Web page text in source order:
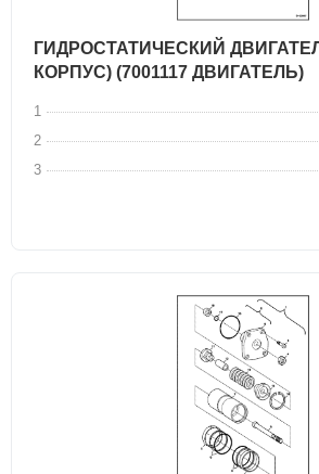
ГИДРОСТАТИЧЕСКИЙ
КОРПУС) (7001117 ДВИГАТЕЛЬ)
1
2
3